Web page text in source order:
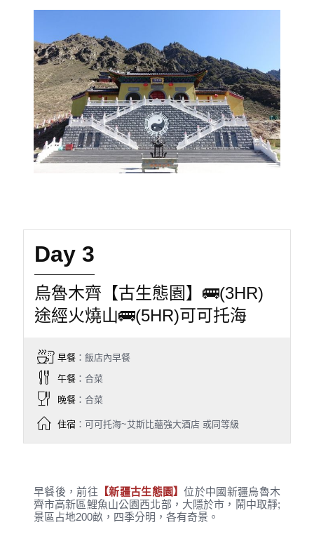
Day 3
烏魯木齊【古生態園】🚌(3HR)
途經火燒山🚌(5HR)可可托海
早餐：飯店內早餐
午餐：合菜
晚餐：合菜
住宿：可可托海~艾斯比蘊強大酒店 或同等級
早餐後，前往 【新疆古生態園】位於中國新疆烏魯木
齊市高新區鯉魚山公園西北部，大隱於市，鬧中取靜;
景區占地200畝，四季分明，各有奇景。